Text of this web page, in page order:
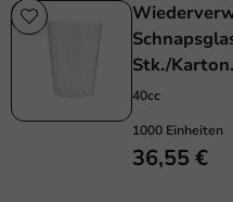
Stk./Karton.
40cc
1000 Einheiten
36,55 €